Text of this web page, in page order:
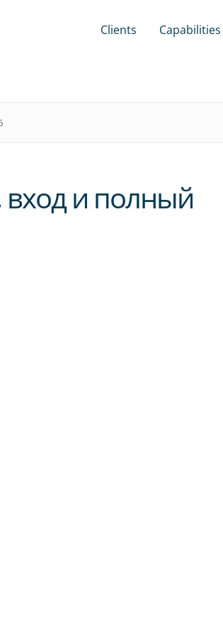
Clients Capabilities
вход и полный